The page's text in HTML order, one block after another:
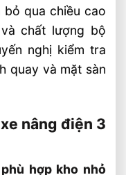
qua chiều cao
chất lượng bộ
nghị kiểm tra
quay và mặt sàn
nâng điện 3
hợp kho nhỏ